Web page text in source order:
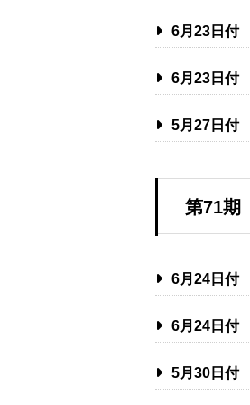
6月23日付
6月23日付
5月27日付
第71期
6月24日付
6月24日付
5月30日付